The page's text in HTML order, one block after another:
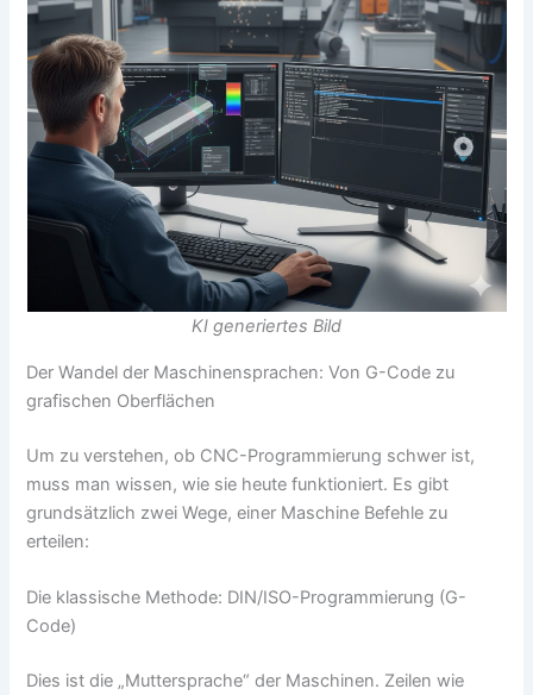
KI generiertes Bild
Der Wandel der Maschinensprachen: Von G-Code zu
grafischen Oberflächen
Um zu verstehen, ob CNC-Programmierung schwer ist,
muss man wissen, wie sie heute funktioniert. Es gibt
grundsätzlich zwei Wege, einer Maschine Befehle zu
erteilen:
Die klassische Methode: DIN/ISO-Programmierung (G-
Code)
Dies ist die „Muttersprache“ der Maschinen. Zeilen wie